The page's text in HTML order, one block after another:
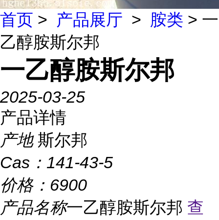
首页 > 产品展厅 > 胺类 > 一
乙醇胺斯尔邦
一乙醇胺斯尔邦
2025-03-25
产品详情
产地 斯尔邦
Cas： 141-43-5
价格： 6900
产品名称一乙醇胺斯尔邦 查